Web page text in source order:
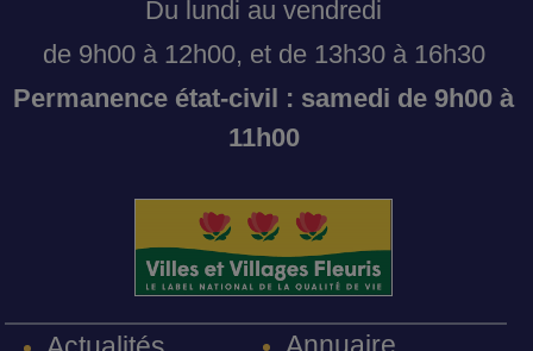
Du lundi au vendredi
de 9h00 à 12h00, et de 13h30 à 16h30
Permanence état-civil : samedi de 9h00 à
11h00